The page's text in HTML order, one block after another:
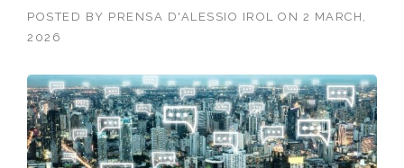
POSTED BY PRENSA D'ALESSIO IROL ON 2 MARCH,
2026